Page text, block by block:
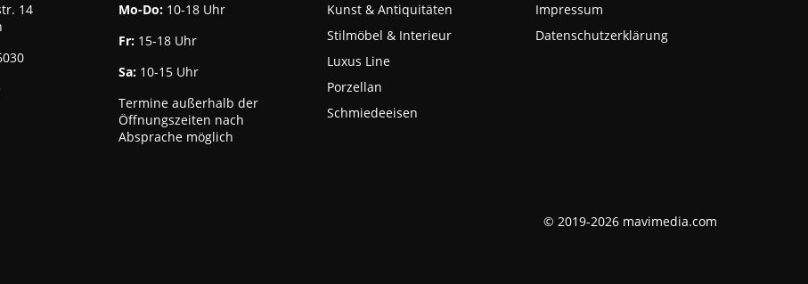
14
Mo-Do: 10-18 Uhr
Fr: 15-18 Uhr
Sa: 10-15 Uhr
Termine außerhalb der
Öffnungszeiten nach
Absprache möglich
Kunst & Antiquitäten
Stilmöbel & Interieur
Luxus Line
Porzellan
Schmiedeeisen
Impressum
Datenschutzerklärung
© 2019-2026 mavimedia.com